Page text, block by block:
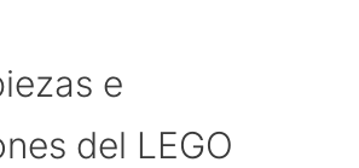
e
del LEGO